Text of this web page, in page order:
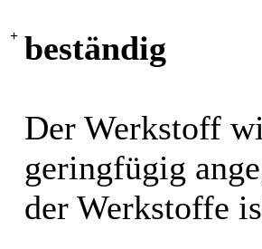
+ beständig
Der Werkstoff
geringfügig
der Werkstoffe